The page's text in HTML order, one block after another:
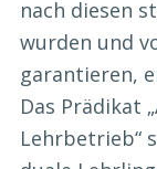
nach diesen
wurden und
garantieren,
Das Prädikat
Lehrbetrieb“